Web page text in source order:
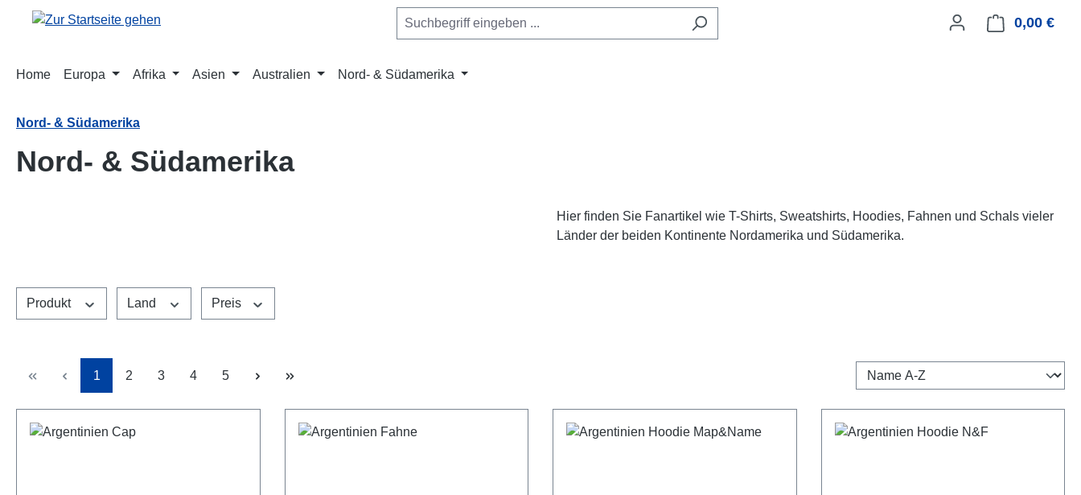
Hauptinhalt springen
Zur Suche springen
Zur Hauptnavigation springen 0,00 €
Home Europa Afrika Asien Australien Nord- & Südamerika
Nord- & Südamerika
Nord- & Südamerika
Hier finden Sie Fanartikel wie T-Shirts, Sweatshirts, Hoodies, Fahnen und Schals vieler
Länder der beiden Kontinente Nordamerika und Südamerika.
Produkt Land Preis
Seite
1 Seite
2 Seite
3 Seite
4 Seite
5